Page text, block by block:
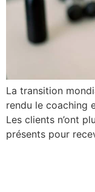
La transition
rendu le coaching
Les clients n’ont
présents pour